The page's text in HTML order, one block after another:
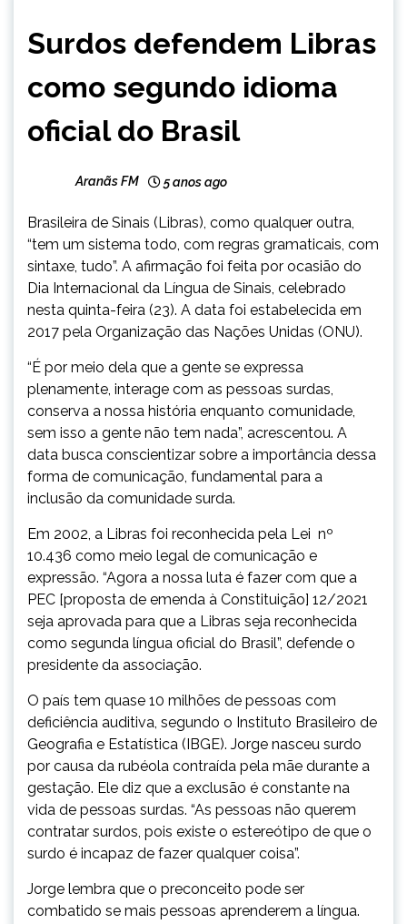
NOTÍCIAS
Surdos defendem Libras
como segundo idioma
oficial do Brasil
Aranãs FM 5 anos ago
Brasileira de Sinais (Libras), como qualquer outra,
“tem um sistema todo, com regras gramaticais, com
sintaxe, tudo”. A afirmação foi feita por ocasião do
Dia Internacional da Língua de Sinais, celebrado
nesta quinta-feira (23). A data foi estabelecida em
2017 pela Organização das Nações Unidas (ONU).
“É por meio dela que a gente se expressa
plenamente, interage com as pessoas surdas,
conserva a nossa história enquanto comunidade,
sem isso a gente não tem nada”, acrescentou. A
data busca conscientizar sobre a importância dessa
forma de comunicação, fundamental para a
inclusão da comunidade surda.
Em 2002, a Libras foi reconhecida pela Lei nº
10.436 como meio legal de comunicação e
expressão. “Agora a nossa luta é fazer com que a
PEC [proposta de emenda à Constituição] 12/2021
seja aprovada para que a Libras seja reconhecida
como segunda língua oficial do Brasil”, defende o
presidente da associação.
O país tem quase 10 milhões de pessoas com
deficiência auditiva, segundo o Instituto Brasileiro de
Geografia e Estatística (IBGE). Jorge nasceu surdo
por causa da rubéola contraída pela mãe durante a
gestação. Ele diz que a exclusão é constante na
vida de pessoas surdas. “As pessoas não querem
contratar surdos, pois existe o estereótipo de que o
surdo é incapaz de fazer qualquer coisa”.
Jorge lembra que o preconceito pode ser
combatido se mais pessoas aprenderem a língua.